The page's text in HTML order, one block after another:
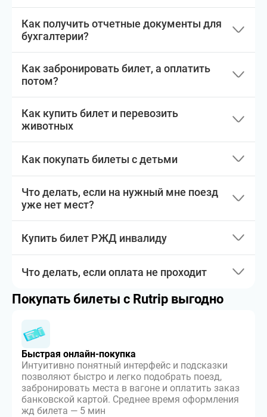
Как получить отчетные документы для
бухгалтерии?
Как забронировать билет, а оплатить
потом?
Как купить билет и перевозить
животных
Как покупать билеты с детьми
Что делать, если на нужный мне поезд
уже нет мест?
Купить билет РЖД инвалиду
Что делать, если оплата не проходит
Покупать билеты с Rutrip выгодно
Быстрая онлайн-покупка
Интуитивно понятный интерфейс и подсказки
позволяют быстро и легко подобрать поезд,
забронировать места в вагоне и оплатить заказ
банковской картой. Среднее время оформления
жд билета — 5 мин